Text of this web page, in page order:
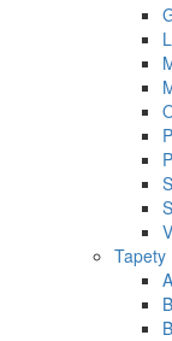
Tapety